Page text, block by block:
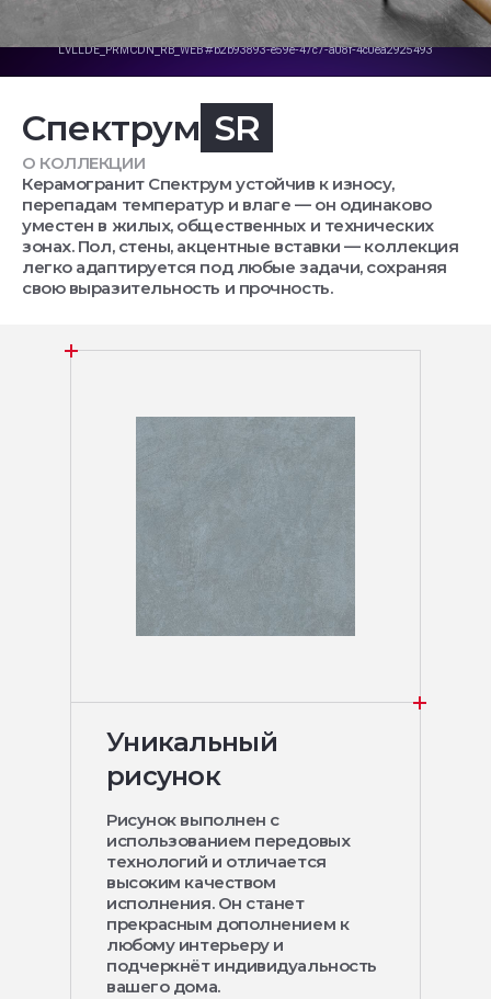
Спектрум SR
О КОЛЛЕКЦИИ
Керамогранит Спектрум устойчив к износу,
перепадам температур и влаге — он одинаково
уместен в жилых, общественных и технических
зонах. Пол, стены, акцентные вставки — коллекция
легко адаптируется под любые задачи, сохраняя
свою выразительность и прочность.
Уникальный
рисунок
Рисунок выполнен с
использованием передовых
технологий и отличается
высоким качеством
исполнения. Он станет
прекрасным дополнением к
любому интерьеру и
подчеркнёт индивидуальность
вашего дома.